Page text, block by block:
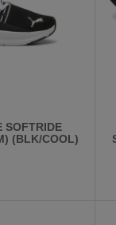
SOFTRIDE
(BLK/COOL)